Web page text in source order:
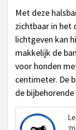
Met deze
zichtbaar in het
lichtgeven kan
makkelijk de
voor honden
centimeter. De
de bijbehorende